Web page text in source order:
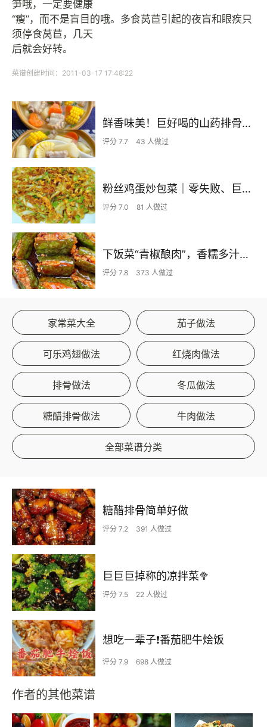
笋哦，一定要健康
“瘦”，而不是盲目的哦。多食莴苣引起的夜盲和眼疾只
须停食莴苣，几天
后就会好转。
菜谱创建时间：2011-03-17 17:48:22
鲜香味美！巨好喝的山药排骨汤！！
评分 7.7 43 人做过
粉丝鸡蛋炒包菜｜零失败、巨下饭
评分 7.0 81 人做过
下饭菜“青椒酿肉”，香糯多汁鲜嫩下饭
评分 7.8 373 人做过
家常菜大全 茄子做法
可乐鸡翅做法 红烧肉做法
排骨做法 冬瓜做法
糖醋排骨做法 牛肉做法
全部菜谱分类
糖醋排骨简单好做
评分 7.2 391 人做过
巨巨巨掉称的凉拌菜🥦
评分 7.5 22 人做过
想吃一辈子❗️番茄肥牛烩饭
评分 7.9 698 人做过
作者的其他菜谱